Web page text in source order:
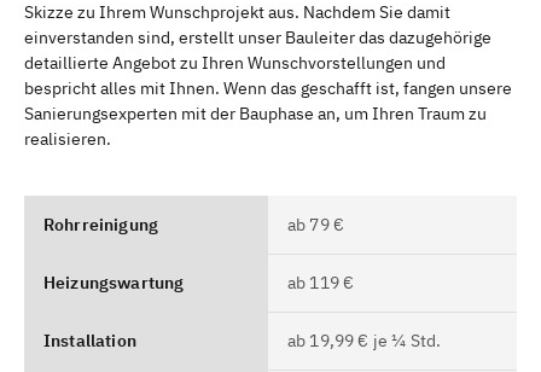
Skizze zu Ihrem Wunschprojekt aus. Nachdem Sie damit
einverstanden sind, erstellt unser Bauleiter das dazugehörige
detaillierte Angebot zu Ihren Wunschvorstellungen und
bespricht alles mit Ihnen. Wenn das geschafft ist, fangen unsere
Sanierungsexperten mit der Bauphase an, um Ihren Traum zu
realisieren.
Rohrreinigung ab 79 €
Heizungswartung ab 119 €
Installation ab 19,99 € je ¼ Std.